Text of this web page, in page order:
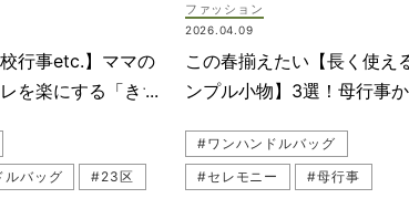
行事etc.】ママの
を楽にする「きち
ルバッグ
#23区
ファッション
2026.04.09
この春揃えたい【長く使え
ンプル小物】3選！母行事
#ワンハンドルバッグ
#セレモニー
#母行事